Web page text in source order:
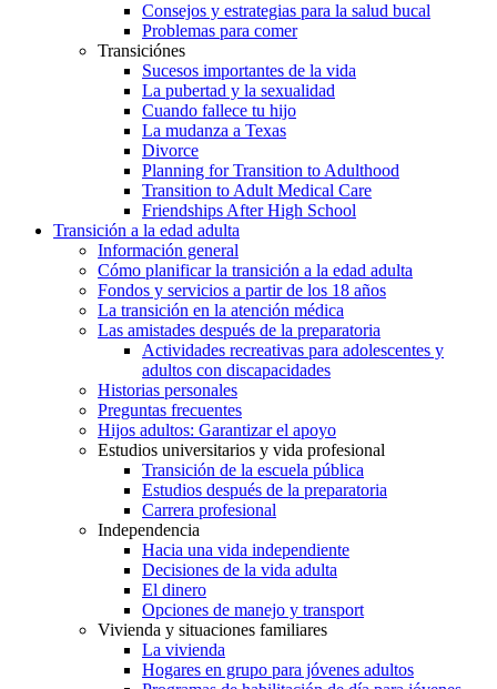
Consejos y estrategias para la salud bucal
Problemas para comer
Transiciónes
Sucesos importantes de la vida
La pubertad y la sexualidad
Cuando fallece tu hijo
La mudanza a Texas
Divorce
Planning for Transition to Adulthood
Transition to Adult Medical Care
Friendships After High School
Transición a la edad adulta
Información general
Cómo planificar la transición a la edad adulta
Fondos y servicios a partir de los 18 años
La transición en la atención médica
Las amistades después de la preparatoria
Actividades recreativas para adolescentes y
adultos con discapacidades
Historias personales
Preguntas frecuentes
Hijos adultos: Garantizar el apoyo
Estudios universitarios y vida profesional
Transición de la escuela pública
Estudios después de la preparatoria
Carrera profesional
Independencia
Hacia una vida independiente
Decisiones de la vida adulta
El dinero
Opciones de manejo y transport
Vivienda y situaciones familiares
La vivienda
Hogares en grupo para jóvenes adultos